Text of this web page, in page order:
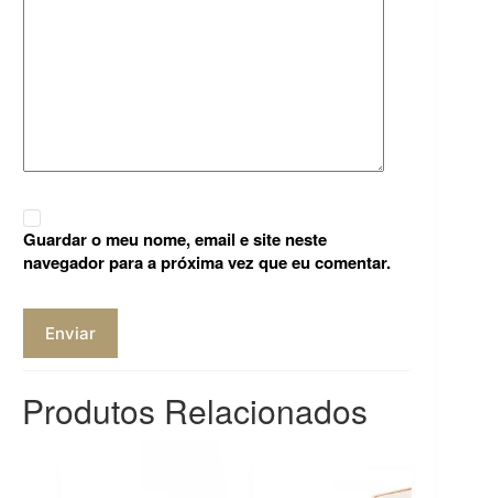
Guardar o meu nome, email e site neste
navegador para a próxima vez que eu comentar.
Enviar
Produtos Relacionados